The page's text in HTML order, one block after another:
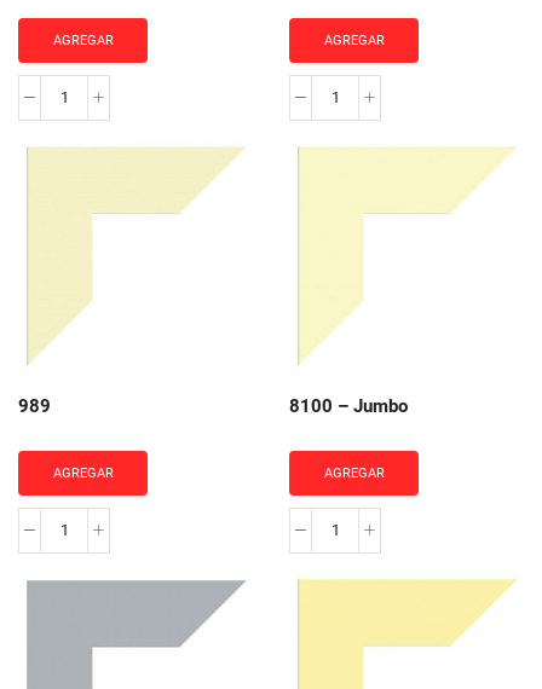
AGREGAR
813
AGREGAR
506
989
AGREGAR
989
8100 – Jumbo
AGREGAR
8100